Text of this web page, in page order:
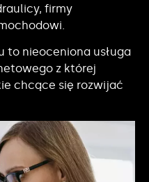
firmy
to nieoceniona usługa
z której
chcące się rozwijać